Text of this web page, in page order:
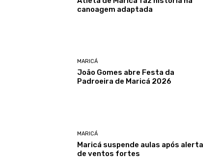
canoagem adaptada
MARICÁ
João Gomes abre Festa da
Padroeira de Maricá 2026
MARICÁ
Maricá suspende aulas após alerta
de ventos fortes